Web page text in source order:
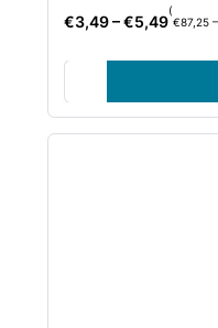
€3,49–€5,49
(
€87,25–